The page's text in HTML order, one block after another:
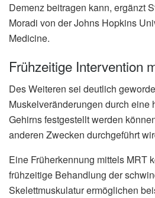
Demenz beitragen kann, ergänzt
Moradi von der Johns Hopkins
Medicine.
Frühzeitige Intervention
Des Weiteren sei deutlich
Muskelveränderungen durch eine
Gehirns festgestellt werden
anderen Zwecken durchgeführt
Eine Früherkennung mittels MRT
frühzeitige Behandlung der
Skelettmuskulatur ermöglichen